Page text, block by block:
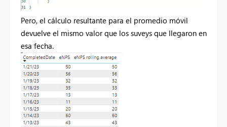
Pero, el cálculo resultante para el promedio móvil
devuelve el mismo valor que los suveys que llegaron en
esa fecha.